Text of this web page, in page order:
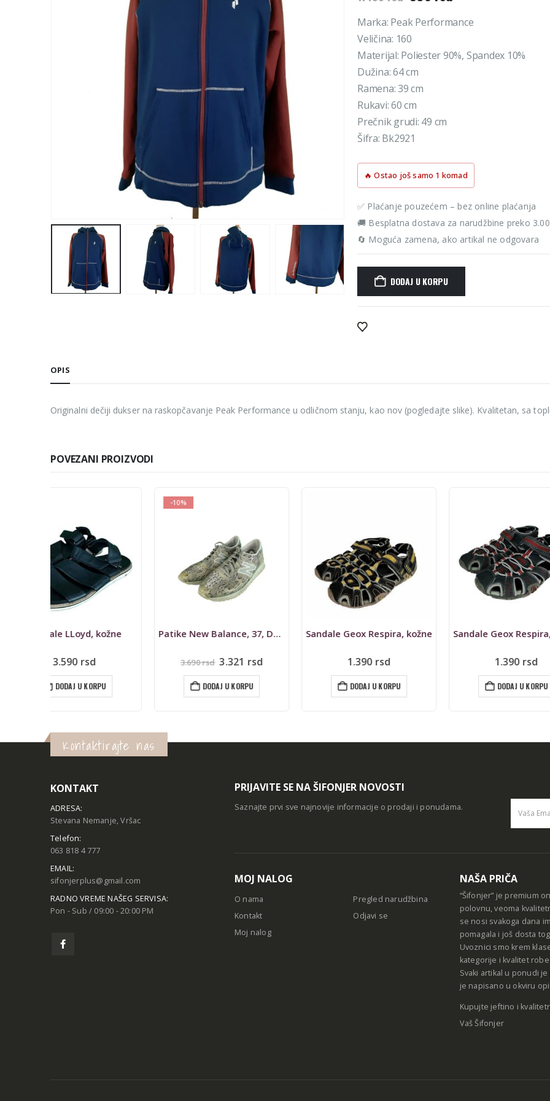
cena
je
bila:
1.490 rsd.
cena
je:
Marka: Peak Performance
Veličina: 160
Materijal: Poliester 90%, Spandex 10%
Dužina: 64 cm
Ramena: 39 cm
Rukavi: 60 cm
Prečnik grudi: 49 cm
Šifra: Bk2921
🔥 Ostao još samo 1 komad
✅ Plaćanje pouzećem – bez online plaćanja
🚚 Besplatna dostava za narudžbine preko
🔄 Moguća zamena, ako artikal ne odgovara
DODAJ U KORPU
Alternative:
OPIS
Originalni dečiji dukser na raskopčavanje Peak Performance u odličnom stanju, kao nov (pogledajte slike). Kvalitetan, sa
POVEZANI PROIZVODI
Patike New Balance, 37, Donna
3.690 Trenutna
3.321 rsd.
DODAJ U KORPU
Sandale Geox Respira, kožne
1.390
DODAJ U KORPU
Sandale Geox Respira, kožne
DODAJ U KORPU
Patike
790
Kontaktirajte nas
KONTAKT
ADRESA:
Stevana Nemanje, Vršac
Telefon:
063 818 4 777
EMAIL:
sifonjerplus@gmail.com
RADNO VREME NAŠEG SERVISA:
Pon - Sub / 09:00 - 20:00 PM
PRIJAVITE SE NA ŠIFONJER NOVOSTI
Saznajte prvi sve najnovije informacije o prodaji i ponudama.
MOJ NALOG
O nama
Kontakt
Moj nalog
Pregled narudžbina
Odjavi se
NAŠA PRIČA
“Šifonjer” je premium
polovnu, veoma
se nosi svakoga dana
pomagala i još dosta
Uvoznici smo krem
kategorije i kvalitet
Svaki artikal u ponudi
je napisano u okviru
Kupujte jeftino i
Vaš Šifonjer